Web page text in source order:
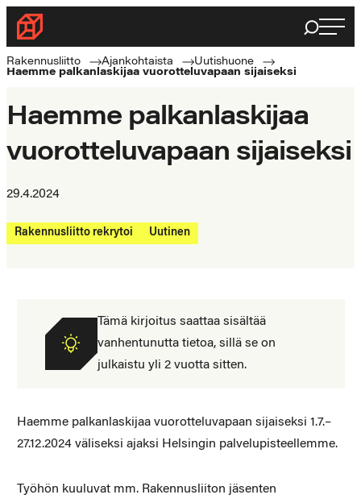
Siirry
suoraan
sisältöön
Rakennusliitto
Rakennusalan
ammattilaisten
Haku
Rakennusliitto Ajankohtaista
Uutishuone
Haemme palkanlaskijaa vuorotteluvapaan sijaiseksi
Haemme palkanlaskijaa
vuorotteluvapaan sijaiseksi
29.4.2024
Rakennusliitto rekrytoi Uutinen
Tämä kirjoitus saattaa sisältää
vanhentunutta tietoa, sillä se on
julkaistu yli 2 vuotta sitten.
Haemme palkanlaskijaa vuorotteluvapaan sijaiseksi 1.7.–
27.12.2024 väliseksi ajaksi Helsingin palvelupisteellemme.
Työhön kuuluvat mm. Rakennusliiton jäsenten